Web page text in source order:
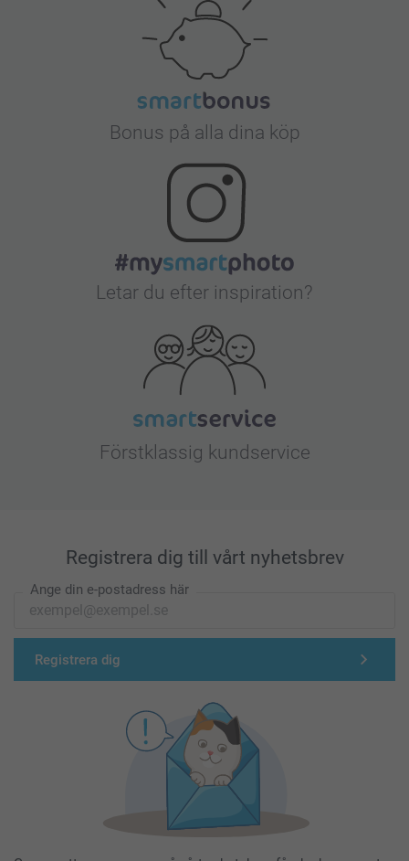
Bonus på alla dina köp
Letar du efter inspiration?
Förstklassig kundservice
Registrera dig till vårt nyhetsbrev
Ange din e-postadress här
Registrera dig